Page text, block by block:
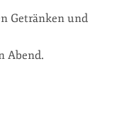
Getränken und
Abend.